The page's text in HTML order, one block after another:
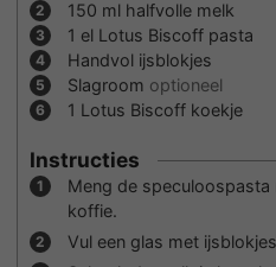
150 ml halfvolle melk
1 el Lotus Biscoff pasta
Handvol ijsblokjes
Slagroom optioneel
1 Lotus Biscoff koekje
Instructies
Meng de speculoospasta
koffie.
Vul een glas met